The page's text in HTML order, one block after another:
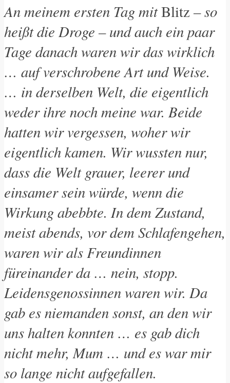
An meinem ersten Tag mitBlitz – so
heißt die Droge – und auch ein paar
Tage danach waren wir das wirklich
… auf verschrobene Art und Weise.
… in derselben Welt, die eigentlich
weder ihre noch meine war. Beide
hatten wir vergessen, woher wir
eigentlich kamen. Wir wussten nur,
dass die Welt grauer, leerer und
einsamer sein würde, wenn die
Wirkung abebbte. In dem Zustand,
meist abends, vor dem Schlafengehen,
waren wir als Freundinnen
füreinander da … nein, stopp.
Leidensgenossinnen waren wir. Da
gab es niemanden sonst, an den wir
uns halten konnten … es gab dich
nicht mehr, Mum … und es war mir
so lange nicht aufgefallen.